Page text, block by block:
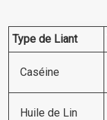
Type de Liant
Caséine
Huile de Lin